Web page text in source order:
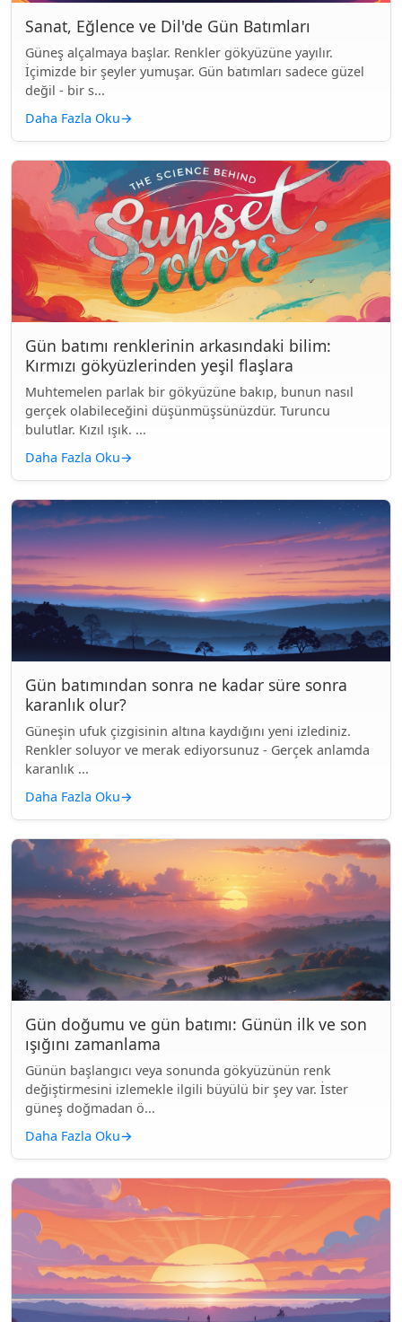
Sanat, Eğlence ve Dil'de Gün Batımları
Güneş alçalmaya başlar. Renkler gökyüzüne yayılır.
İçimizde bir şeyler yumuşar. Gün batımları sadece güzel
değil - bir s...
Daha Fazla Oku→
Gün batımı renklerinin arkasındaki bilim:
Kırmızı gökyüzlerinden yeşil flaşlara
Muhtemelen parlak bir gökyüzüne bakıp, bunun nasıl
gerçek olabileceğini düşünmüşsünüzdür. Turuncu
bulutlar. Kızıl ışık. ...
Daha Fazla Oku→
Gün batımından sonra ne kadar süre sonra
karanlık olur?
Güneşin ufuk çizgisinin altına kaydığını yeni izlediniz.
Renkler soluyor ve merak ediyorsunuz - Gerçek anlamda
karanlık ...
Daha Fazla Oku→
Gün doğumu ve gün batımı: Günün ilk ve son
ışığını zamanlama
Günün başlangıcı veya sonunda gökyüzünün renk
değiştirmesini izlemekle ilgili büyülü bir şey var. İster
güneş doğmadan ö...
Daha Fazla Oku→